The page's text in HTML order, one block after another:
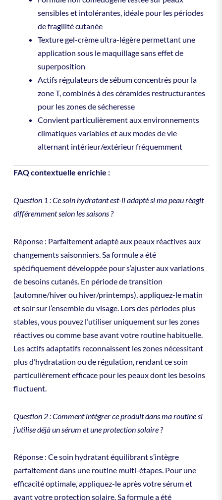
sensibles et intolérantes, idéale pour les périodes
de fragilité cutanée
Texture gel-crème ultra-légère permettant une
application sous le maquillage sans effet de
superposition
Actifs régulateurs de sébum concentrés pour la
zone T, combinés à des céramides restructurantes
pour les zones de sécheresse
Convient particulièrement aux environnements
climatiques variables et aux modes de vie
alternant intérieur/extérieur fréquemment
FAQ contextuelle enrichie :
Question 1 : Ce soin hydratant est-il adapté si ma peau réagit
différemment selon les saisons ?
Réponse : Parfaitement adapté aux peaux réactives aux
changements saisonniers. Sa formule a été
spécifiquement développée pour s’ajuster aux variations
de besoins cutanés. En période de transition
(automne/hiver ou hiver/printemps), appliquez-le matin
et soir sur l’ensemble du visage. Lors des périodes plus
stables, vous pouvez l’utiliser uniquement sur les zones
réactives ou comme base avant votre routine habituelle.
Les actifs adaptatifs reconnaissent les zones nécessitant
plus d’hydratation ou de régulation, rendant ce soin
particulièrement efficace pour les peaux dont les besoins
fluctuent.
Question 2 : Comment intégrer ce produit dans ma routine si
j’utilise déjà un sérum et une protection solaire ?
Réponse : Ce soin hydratant équilibrant s’intègre
parfaitement dans une routine multi-étapes. Pour une
efficacité optimale, appliquez-le après votre sérum et
avant votre protection solaire. Sa formule a été